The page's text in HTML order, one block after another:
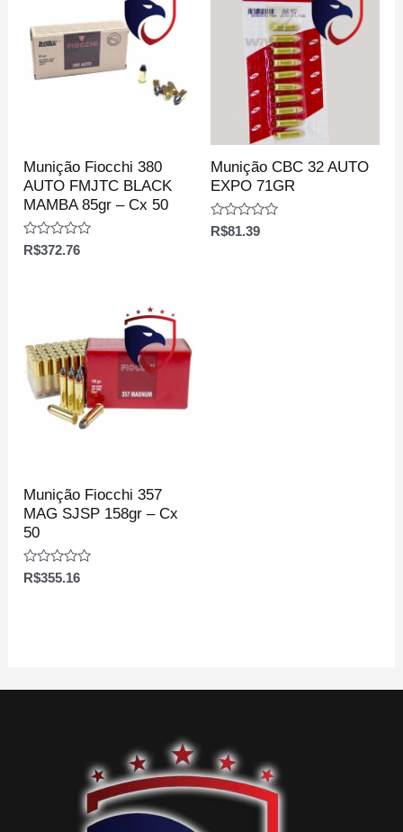
Munição Fiocchi 380
AUTO FMJTC BLACK
MAMBA 85gr – Cx 50
Avaliação
R$372.76
Munição CBC 32 AUTO
EXPO 71GR
Avaliação
R$81.39
Munição Fiocchi 357
MAG SJSP 158gr – Cx
50
Avaliação
R$355.16